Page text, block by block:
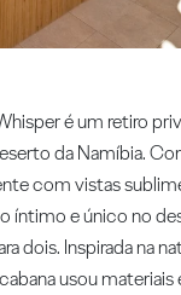
é um retiro
da Namíbia.
com vistas
íntimo e único no
dois. Inspirada na
usou materiais